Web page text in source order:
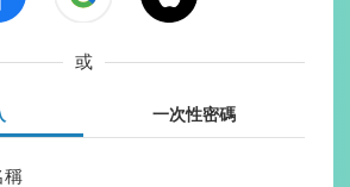
或
一次性密碼
稱